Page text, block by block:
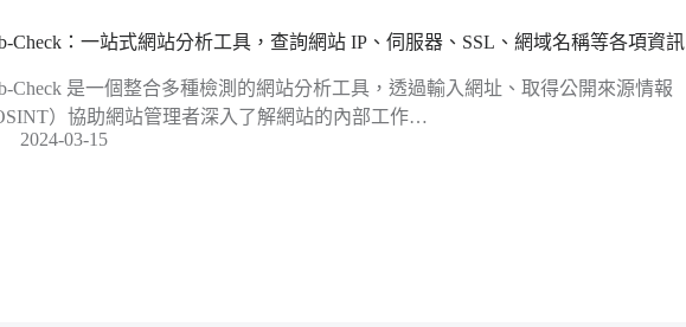
Check：一站式網站分析工具，查詢網站 IP、伺服器、SSL、網域名稱等各項資訊
Check 是一個整合多種檢測的網站分析工具，透過輸入網址、取得公開來源情報
）協助網站管理者深入了解網站的內部工作…
2024-03-15